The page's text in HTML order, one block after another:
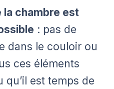
chambre est
: pas de
dans le couloir ou
ces éléments
est temps de